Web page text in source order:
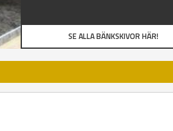
SE ALLA BÄNKSKIVOR HÄR!